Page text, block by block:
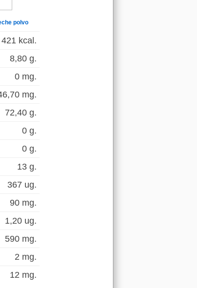
polvo
421 kcal.
8,80 g.
0 mg.
mg.
72,40 g.
0 g.
0 g.
13 g.
367 ug.
90 mg.
1,20 ug.
590 mg.
2 mg.
12 mg.